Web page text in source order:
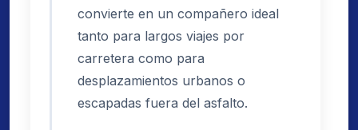
convierte en un compañero ideal
tanto para largos viajes por
carretera como para
desplazamientos urbanos o
escapadas fuera del asfalto.